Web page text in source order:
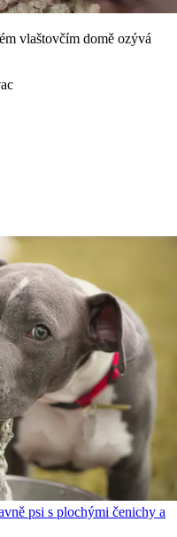
vlaštovčím domě ozývá
psi s plochými čenichy a